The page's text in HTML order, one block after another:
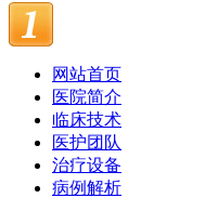
网站首页
医院简介
临床技术
医护团队
治疗设备
病例解析